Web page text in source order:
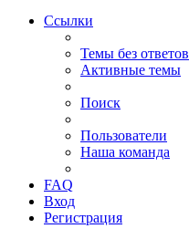
Ссылки
Темы без ответов
Активные темы
Поиск
Пользователи
Наша команда
FAQ
Вход
Регистрация